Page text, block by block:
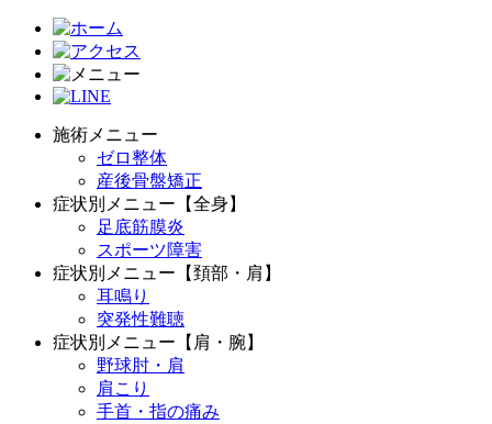
施術メニュー
ゼロ整体
産後骨盤矯正
症状別メニュー【全身】
足底筋膜炎
スポーツ障害
症状別メニュー【頚部・肩】
耳鳴り
突発性難聴
症状別メニュー【肩・腕】
野球肘・肩
肩こり
手首・指の痛み